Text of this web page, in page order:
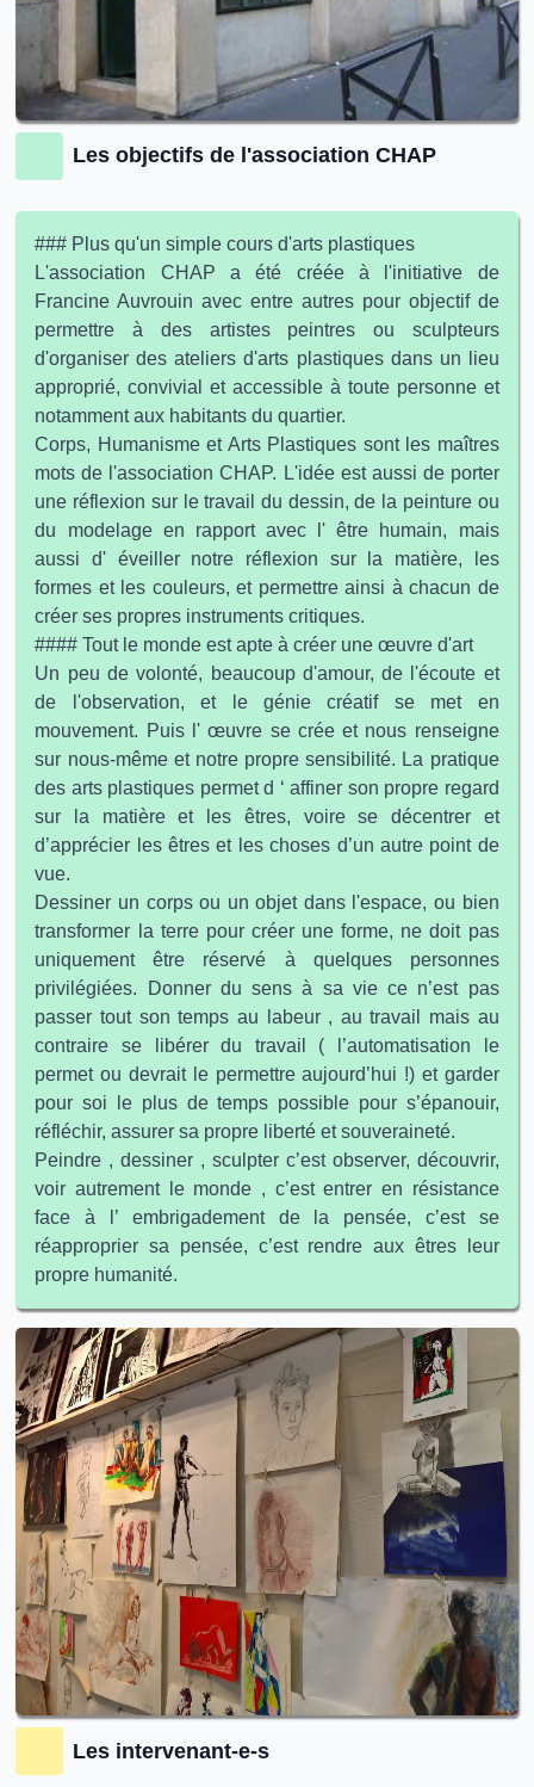
Les objectifs de l'association CHAP
### Plus qu'un simple cours d'arts plastiques
L'association CHAP a été créée à l'initiative de
Francine Auvrouin avec entre autres pour objectif de
permettre à des artistes peintres ou sculpteurs
d'organiser des ateliers d'arts plastiques dans un lieu
approprié, convivial et accessible à toute personne et
notamment aux habitants du quartier.
Corps, Humanisme et Arts Plastiques sont les maîtres
mots de l'association CHAP. L'idée est aussi de porter
une réflexion sur le travail du dessin, de la peinture ou
du modelage en rapport avec l' être humain, mais
aussi d' éveiller notre réflexion sur la matière, les
formes et les couleurs, et permettre ainsi à chacun de
créer ses propres instruments critiques.
#### Tout le monde est apte à créer une œuvre d'art
Un peu de volonté, beaucoup d'amour, de l'écoute et
de l'observation, et le génie créatif se met en
mouvement. Puis l' œuvre se crée et nous renseigne
sur nous-même et notre propre sensibilité. La pratique
des arts plastiques permet d ‘ affiner son propre regard
sur la matière et les êtres, voire se décentrer et
d’apprécier les êtres et les choses d’un autre point de
vue.
Dessiner un corps ou un objet dans l'espace, ou bien
transformer la terre pour créer une forme, ne doit pas
uniquement être réservé à quelques personnes
privilégiées. Donner du sens à sa vie ce n’est pas
passer tout son temps au labeur , au travail mais au
contraire se libérer du travail ( l’automatisation le
permet ou devrait le permettre aujourd’hui !) et garder
pour soi le plus de temps possible pour s’épanouir,
réfléchir, assurer sa propre liberté et souveraineté.
Peindre , dessiner , sculpter c’est observer, découvrir,
voir autrement le monde , c’est entrer en résistance
face à l’ embrigadement de la pensée, c’est se
réapproprier sa pensée, c’est rendre aux êtres leur
propre humanité.
Les intervenant-e-s